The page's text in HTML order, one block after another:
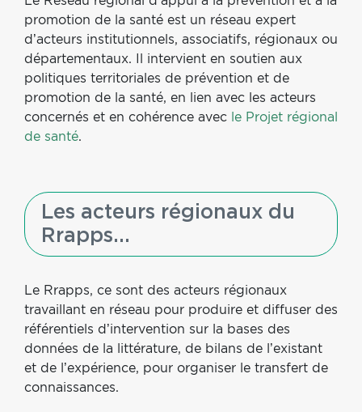
promotion de la santé est un réseau expert
d’acteurs institutionnels, associatifs, régionaux ou
départementaux. Il intervient en soutien aux
politiques territoriales de prévention et de
promotion de la santé, en lien avec les acteurs
concernés et en cohérence avec le Projet régional
de santé.
Les acteurs régionaux du
Rrapps...
Le Rrapps, ce sont des acteurs régionaux
travaillant en réseau pour produire et diffuser des
référentiels d’intervention sur la bases des
données de la littérature, de bilans de l’existant
et de l’expérience, pour organiser le transfert de
connaissances.